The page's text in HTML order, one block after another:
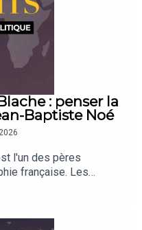
: penser la
Baptiste Noé
l'un des pères
française. Les
la méthode qu'il a
aujourd'hui de penser
avec Jean-Baptiste